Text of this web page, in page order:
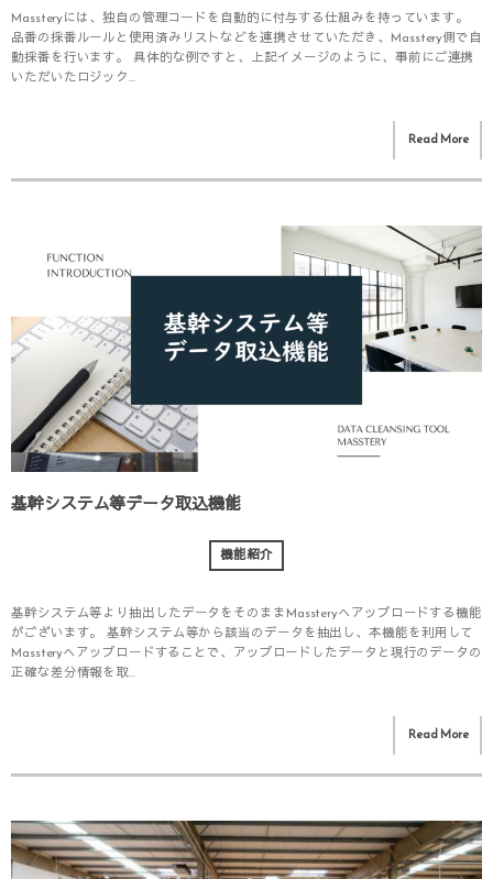
Massteryには、独自の管理コードを自動的に付与する仕組みを持っています。
品番の採番ルールと使用済みリストなどを連携させていただき、Masstery側で自
動採番を行います。 具体的な例ですと、上記イメージのように、事前にご連携
いただいたロジック...
Read More
基幹システム等データ取込機能
機能紹介
基幹システム等より抽出したデータをそのままMassteryへアップロードする機能
がございます。 基幹システム等から該当のデータを抽出し、本機能を利用して
Massteryへアップロードすることで、アップロードしたデータと現行のデータの
正確な差分情報を取...
Read More